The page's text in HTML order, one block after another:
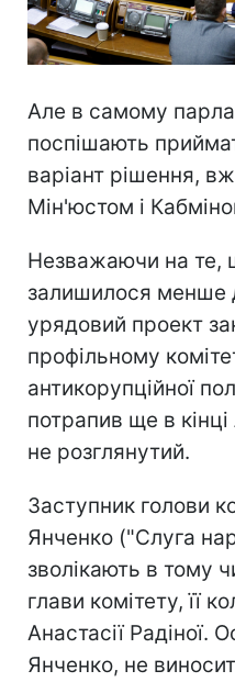
Але в самому
поспішають
варіант рішення,
Мін'юстом і
Незважаючи на те,
залишилося менше
урядовий проект
профільному
антикорупційної
потрапив ще в
не розглянутий.
Заступник голови
Янченко ("Слуга
зволікають в тому
глави комітету, її
Анастасії Радіної.
Янченко, не